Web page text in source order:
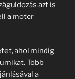
azt is
a motor
ahol mindig
Több
a